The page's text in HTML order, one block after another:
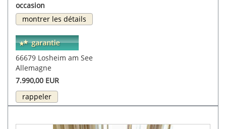
occasion
montrer les détails
66679 Losheim am See
Allemagne
7.990,00 EUR
rappeler